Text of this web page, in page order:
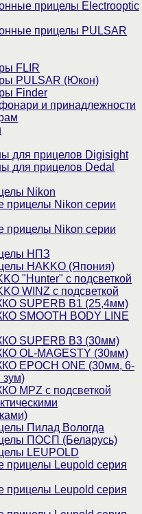
прицелы Electrooptic
прицелы PULSAR
FLIR
PULSAR (Юкон)
Finder
и принадлежности
для прицелов Digisight
для прицелов Dedal
Nikon
прицелы Nikon серии
прицелы Nikon серии
НПЗ
HAKKO (Япония)
"Hunter" с подсветкой
WINZ с подсветкой
SUPERB B1 (25,4мм)
SMOOTH BODY LINE
SUPERB B3 (30мм)
OL-MAGESTY (30мм)
EPOCH ONE (30мм, 6-
зум)
MPZ с подсветкой
Пилад Вологда
ПОСП (Беларусь)
LEUPOLD
прицелы Leupold серия
прицелы Leupold серия